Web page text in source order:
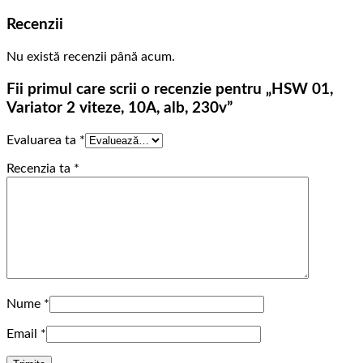
Recenzii
Nu există recenzii până acum.
Fii primul care scrii o recenzie pentru „HSW 01,
Variator 2 viteze, 10A, alb, 230v”
Evaluarea ta *
Recenzia ta *
Nume *
Email *